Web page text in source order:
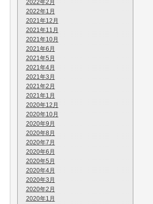
2022年2月
2022年1月
2021年12月
2021年11月
2021年10月
2021年6月
2021年5月
2021年4月
2021年3月
2021年2月
2021年1月
2020年12月
2020年10月
2020年9月
2020年8月
2020年7月
2020年6月
2020年5月
2020年4月
2020年3月
2020年2月
2020年1月